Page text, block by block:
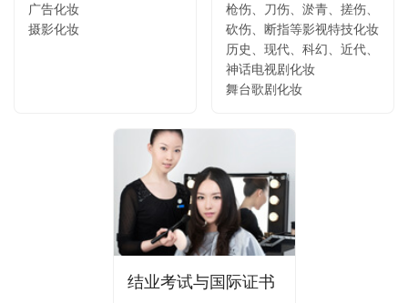
广告化妆
摄影化妆
枪伤、刀伤、淤青、搓伤、
砍伤、断指等影视特技化妆
历史、现代、科幻、近代、
神话电视剧化妆
舞台歌剧化妆
结业考试与国际证书